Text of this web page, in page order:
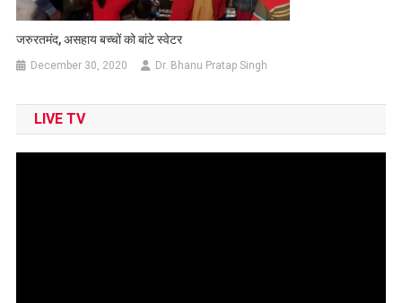
जरुरतमंद, असहाय बच्चों को बांटे स्वेटर
December 30, 2020 Dr. Bhanu Pratap Singh
LIVE TV